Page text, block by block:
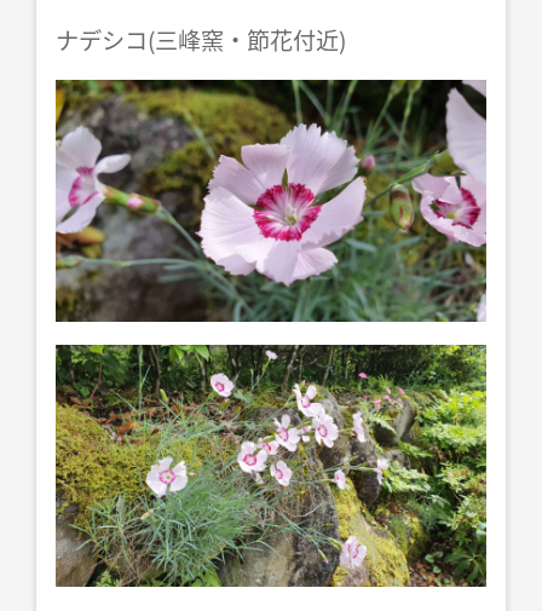
ナデシコ(三峰窯・節花付近)